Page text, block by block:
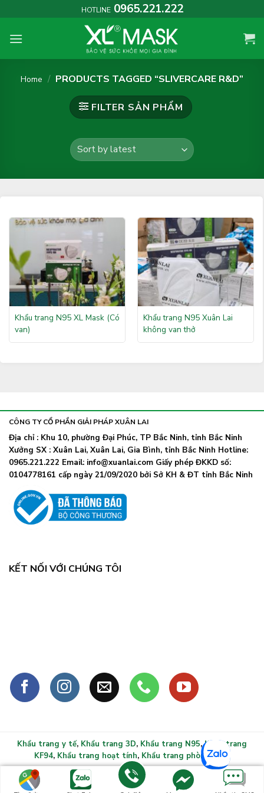
to
content
HOTLINE 0965.221.222
Home / PRODUCTS TAGGED “SLIVERCARE R&D”
FILTER
Khẩu trang N95 XL Mask (Có
van)
Khẩu trang N95 Xuân Lai
không van thở
CÔNG TY CỔ PHẦN GIẢI PHÁP XUÂN LAI
Địa chỉ : Khu 10, phường Đại Phúc, TP Bắc Ninh, tỉnh Bắc Ninh
Xưởng SX : Xuân Lai, Xuân Lai, Gia Bình, tỉnh Bắc Ninh Hotline:
0965.221.222 Email: info@xuanlai.com Giấy phép ĐKKD số:
0104778161 cấp ngày 21/09/2020 bởi Sở KH & ĐT tỉnh Bắc Ninh
KẾT NỐI VỚI CHÚNG TÔI
Khẩu trang y tế, Khẩu trang 3D, Khẩu trang N95,Khẩu trang
KF94, Khẩu trang hoạt tính, Khẩu trang phòng sạch
Copyright 2026 ©Khẩu trang y tế xlmask.vn - Bảo vệ sức
khỏe mọi gia đình